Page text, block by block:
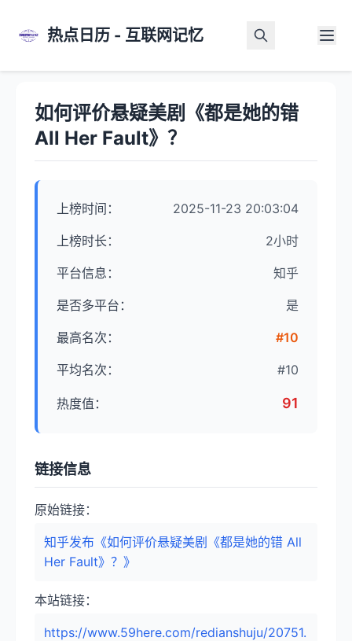
热点日历 - 互联网记忆
如何评价悬疑美剧《都是她的错
All Her Fault》？
上榜时间： 2025-11-23 20:03:04
上榜时长： 2小时
平台信息： 知乎
是否多平台： 是
最高名次： #10
平均名次： #10
热度值： 91
链接信息
原始链接：
知乎发布《如何评价悬疑美剧《都是她的错 All
Her Fault》？》
本站链接：
https://www.59here.com/redianshuju/20751.